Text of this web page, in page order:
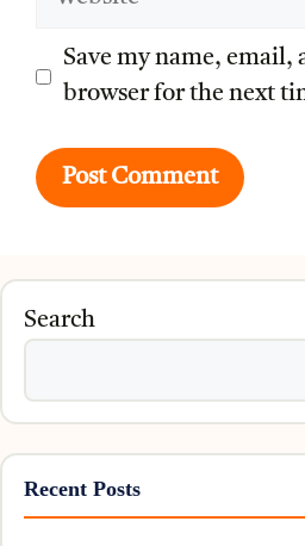
Save my name, email,
browser for the next
Search
Recent Posts